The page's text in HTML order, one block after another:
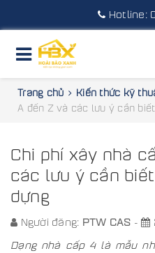
Hotline:
Trang chủ Kiến thức kỹ
A đến Z và các lưu ý cần
Chi phí xây nhà
các lưu ý cần
dựng
Người đăng: PTW CAS -
Dạng nhà cấp 4 là mẫu